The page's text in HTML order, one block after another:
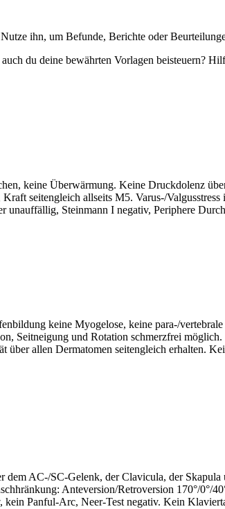
ihn, um Befunde, Berichte oder
du deine bewährten Vorlagen beisteuern?
keine Überwärmung. Keine Druckdolenz
seitengleich allseits M5. Varus-/Valgusstress
unauffällig, Steinmann I negativ, Periphere
keine Myogelose, keine para-/
Seitneigung und Rotation schmerzfrei
allen Dermatomen seitengleich erhalten.
AC-/SC-Gelenk, der Clavicula, der
Anteversion/Retroversion 170°/0°/
Panful-Arc, Neer-Test negativ. Kein